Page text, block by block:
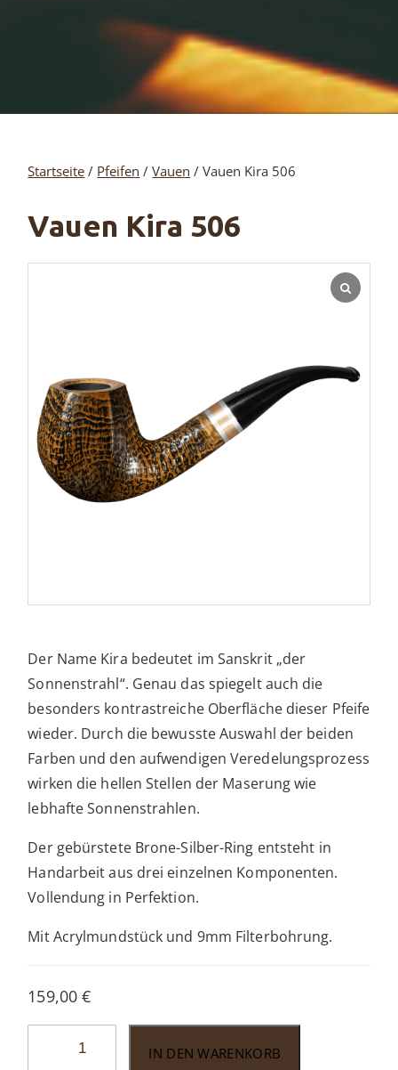
Startseite / Pfeifen /Vauen / Vauen Kira 506
Vauen Kira 506
Der Name Kira bedeutet im Sanskrit „der
Sonnenstrahl“. Genau das spiegelt auch die
besonders kontrastreiche Oberfläche dieser Pfeife
wieder. Durch die bewusste Auswahl der beiden
Farben und den aufwendigen Veredelungsprozess
wirken die hellen Stellen der Maserung wie
lebhafte Sonnenstrahlen.
Der gebürstete Brone-Silber-Ring entsteht in
Handarbeit aus drei einzelnen Komponenten.
Vollendung in Perfektion.
Mit Acrylmundstück und 9mm Filterbohrung.
159,00€
IN DEN WARENKORB